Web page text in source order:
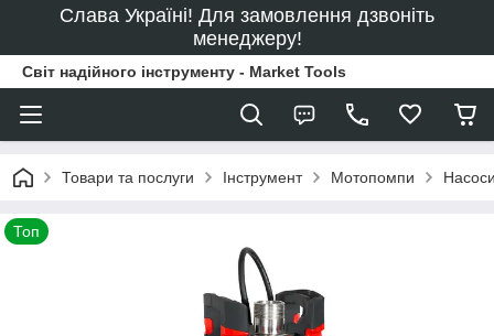
Слава Україні! Для замовлення дзвоніть
менеджеру!
Світ надійного інструменту - Market Tools
Товари та послуги Інструмент Мотопомпи
Топ